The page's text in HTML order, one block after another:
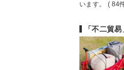
います。 ( 84
「不二貿